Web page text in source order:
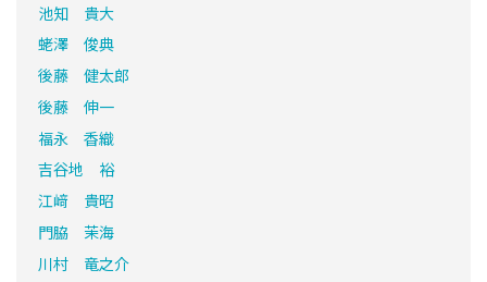
池知 貴大
蛯澤 俊典
後藤 健太郎
後藤 伸一
福永 香織
吉谷地 裕
江﨑 貴昭
門脇 茉海
川村 竜之介